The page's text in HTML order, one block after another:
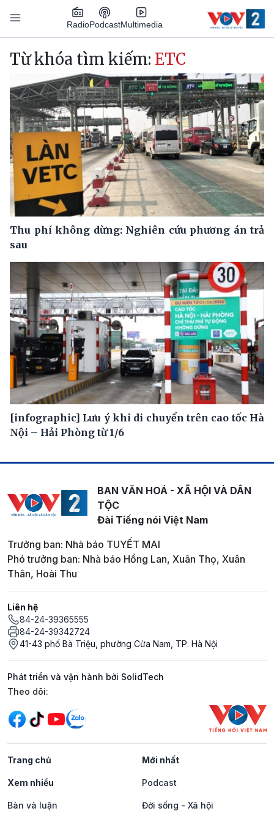
Nhảy đến nội dung
RadioPodcastMultimedia
Main navigation
Từ khóa tìm kiếm: ETC
Thu phí không dừng: Nghiên cứu phương án trả
sau
[infographic] Lưu ý khi di chuyển trên cao tốc Hà
Nội – Hải Phòng từ 1/6
BAN VĂN HOÁ - XÃ HỘI VÀ DÂN
TỘC
Đài Tiếng nói Việt Nam
Trưởng ban: Nhà báo TUYẾT MAI
Phó trưởng ban: Nhà báo Hồng Lan, Xuân Thọ, Xuân
Thân, Hoài Thu
Liên hệ
84-24-39365555
84-24-39342724
41-43 phố Bà Triệu, phường Cửa Nam, TP. Hà Nội
Phát triển và vận hành bởi SolidTech
Mạng xã hội
Theo dõi:
Trang chủ Mới nhất
Xem nhiều Podcast
Bàn và luận Đời sống - Xã hội